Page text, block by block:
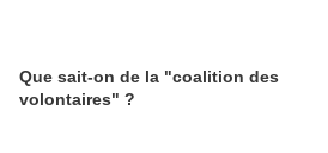
Que sait-on de la "coalition des
volontaires" ?